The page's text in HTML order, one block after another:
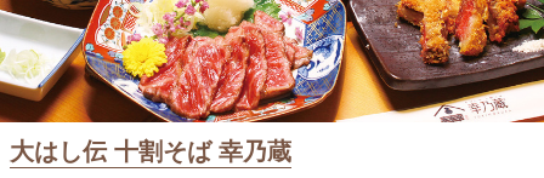
大はし伝 十割そば 幸乃蔵